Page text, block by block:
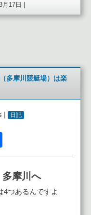
17日 |
多摩川競艇場）は楽
| 日記
有
摩川へ
4つあるんですよ